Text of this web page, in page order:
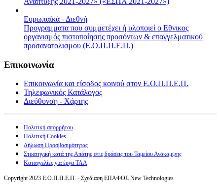
Ευρωπαϊκά - Διεθνή
Προγραμματα που συμμετέχει ή υλοποιεί ο Εθνικος
οργανισμός πιστοποίησης προσόντων & επαγγελματικού
προσανατολισμου (Ε.Ο.Π.Π.Ε.Π.)
Επικοινωνία
Επικοινωνία και είσοδος κοινού στον Ε.Ο.Π.Π.Ε.Π.
Τηλεφωνικός Κατάλογος
Διεύθυνση - Χάρτης
Πολιτική απορρήτου
Πολιτική Cookies
Δήλωση Προσβασιμότητας
Στρατηγική κατά της Απάτης στις δράσεις του Ταμείου Ανάκαμψης
Καταγγελίες για έργα ΤΑΑ
Copyright 2023 Ε.Ο.Π.Π.Ε.Π. - Σχεδίαση ΕΠΑΦΟΣ New Technologies